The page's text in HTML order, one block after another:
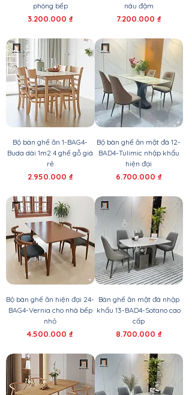
phòng bếp
Giá
3.200.000 ₫
nâu đậm
Giá
7.200.000 ₫
Bộ bàn ghế ăn 1-BAG4-
Buda dài 1m2 4 ghế gỗ giá
rẻ
Giá
2.950.000 ₫
Bộ bàn ghế ăn mặt đá 12-
BAD4-Tulimic nhập khẩu
hiện đại
Giá
6.700.000 ₫
Bộ bàn ghế ăn hiện đại 24-
BAG4-Vernia cho nhà bếp
nhỏ
Giá
4.500.000 ₫
Bàn ghế ăn mặt đá nhập
khẩu 13-BAD4-Sotano cao
cấp
Giá
8.700.000 ₫